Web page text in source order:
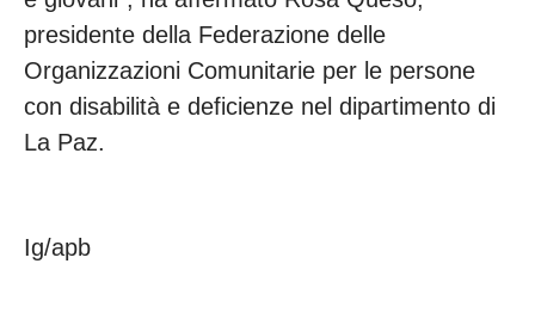
presidente della Federazione delle
Organizzazioni Comunitarie per le persone
con disabilità e deficienze nel dipartimento di
La Paz.
Ig/apb